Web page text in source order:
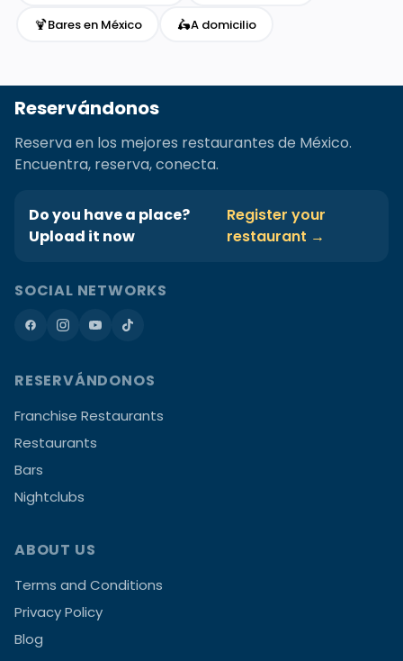
🍹Bares en México 🛵A domicilio
Reservándonos
Reserva en los mejores restaurantes de México.
Encuentra, reserva, conecta.
Do you have a place?
Upload it now
Register your
restaurant →
SOCIAL NETWORKS
RESERVÁNDONOS
Franchise Restaurants
Restaurants
Bars
Nightclubs
ABOUT US
Terms and Conditions
Privacy Policy
Blog